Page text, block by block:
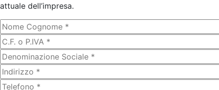
attuale dell’impresa.